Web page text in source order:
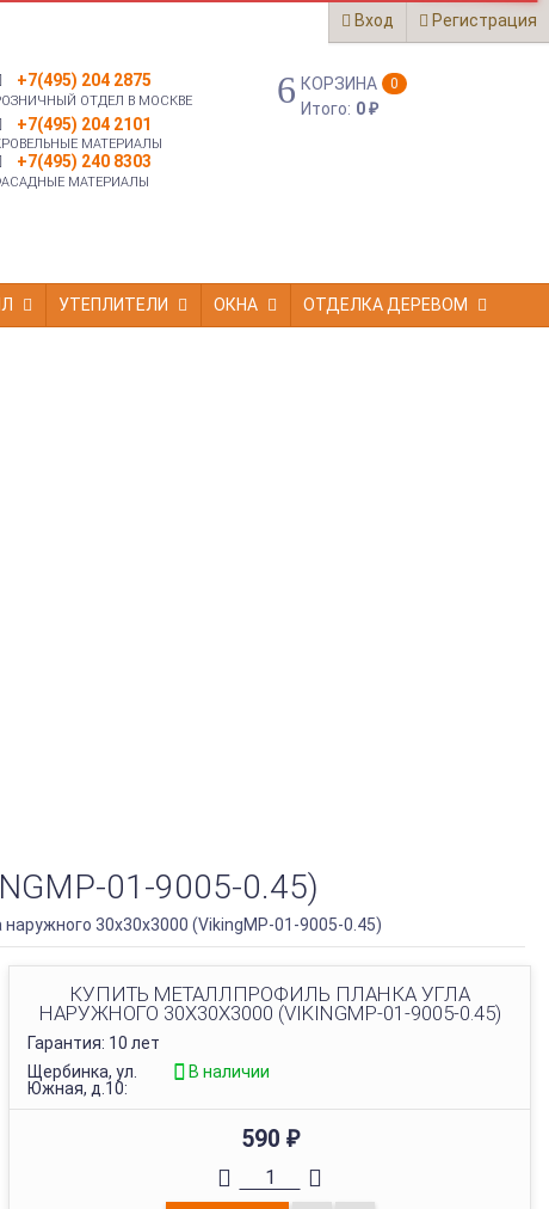
Вход Регистрация
+7(495) 204 2875
ОТДЕЛ В МОСКВЕ
+7(495) 204 2101
МАТЕРИАЛЫ
+7(495) 240 8303
МАТЕРИАЛЫ
КОРЗИНА 0
Итого: 0₽
УТЕПЛИТЕЛИ ОКНА ОТДЕЛКА ДЕРЕВОМ
01-9005-0.45)
30х30х3000 (VikingMP-01-9005-0.45)
КУПИТЬ МЕТАЛЛПРОФИЛЬ ПЛАНКА УГЛА
НАРУЖНОГО 30Х30Х3000 (VIKINGMP-01-9005-0.45)
Гарантия: 10 лет
Щербинка, ул.
Южная, д.10:
В наличии
590 ₽